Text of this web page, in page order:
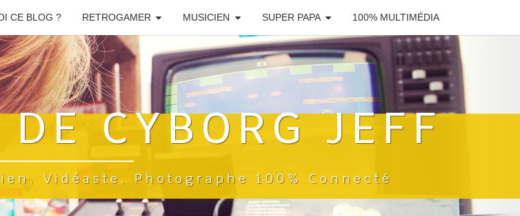
CE BLOG ? RETROGAMER MUSICIEN SUPER PAPA 100% MULTIMÉDIA
CYBORG JEFF
Vidéaste, Photographe 100% Connecté